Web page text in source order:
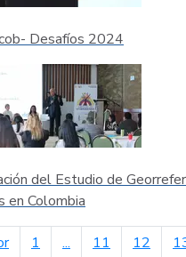
Desafíos 2024
del Estudio de
en Colombia
página anterior
1 ... 11 12